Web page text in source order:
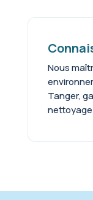
Nous
Tanger,